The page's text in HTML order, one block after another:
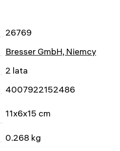
26769
Bresser GmbH, Niemcy
2 lata
4007922152486
11x6x15 cm
0.268 kg